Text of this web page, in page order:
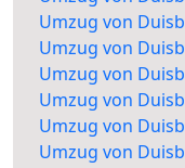
Umzug von
Umzug von
Umzug von
Umzug von
Umzug von
Umzug von